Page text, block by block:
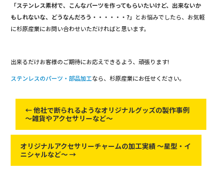
「ステンレス素材で、こんなパーツを作ってもらいたいけど、出来ないか
もしれないな、どうなんだろう・・・・・・?」 とお悩みでしたら、お気軽
に杉原産業にお問い合わせいただければと思います。
出来るだけお客様のご期待にお応えできるよう、頑張ります!
ステンレスのパーツ・部品加工なら、杉原産業にお任せください。
←他社で断られるようなオリジナルグッズの製作事例
～雑貨やアクセサリーなど～
オリジナルアクセサリーチャームの加工実績 ～星型・イ
ニシャルなど～→